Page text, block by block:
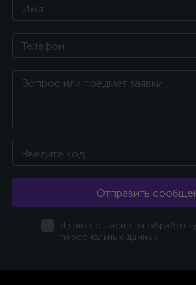
Отправить
Я даю согласие на
персональных данных